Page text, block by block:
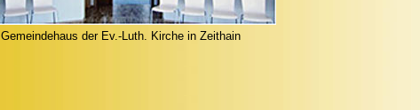
Gemeindehaus der Ev.-Luth. Kirche in Zeithain